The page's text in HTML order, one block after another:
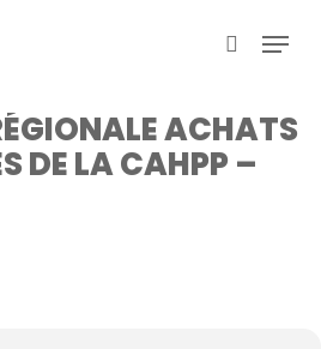
search
Menu
ACHATS
DE LA CAHPP –